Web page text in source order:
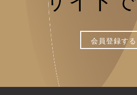
会員登録する